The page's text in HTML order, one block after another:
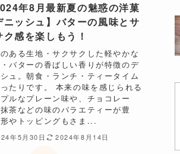
年8月最新夏の魅惑の洋菓
ニッシュ】バターの風味とサ
ク感を楽しもう！
ある生地・サクサクした軽やかな
バターの香ばしい香りが特徴のデ
ュ。朝食・ランチ・ティータイム
たりです。 本来の味を感じられる
ルなプレーン味や、チョコレー
茶などの味のバラエティーが豊
やトッピングもさま...
年5月30日 2024年8月14日